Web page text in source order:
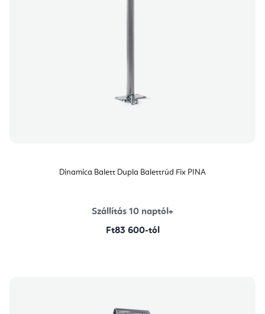
Dinamica Balett Dupla Balettrúd Fix PINA
Szállítás 10 naptól+
Ft83 600-tól